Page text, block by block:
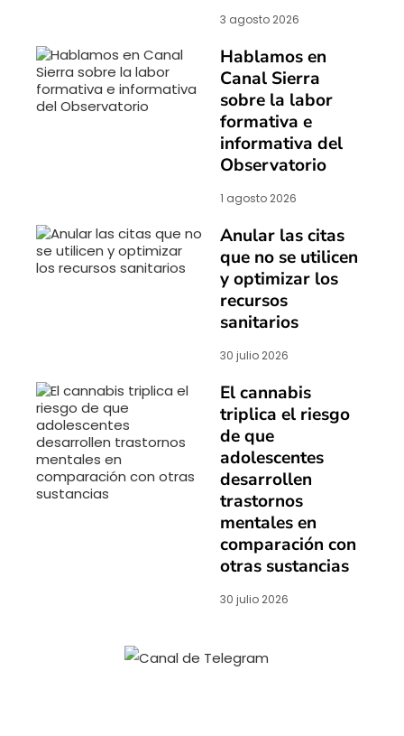
3 agosto 2026
Hablamos en
Canal Sierra
sobre la labor
formativa e
informativa del
Observatorio
1 agosto 2026
Anular las citas
que no se utilicen
y optimizar los
recursos
sanitarios
30 julio 2026
El cannabis
triplica el riesgo
de que
adolescentes
desarrollen
trastornos
mentales en
comparación con
otras sustancias
30 julio 2026